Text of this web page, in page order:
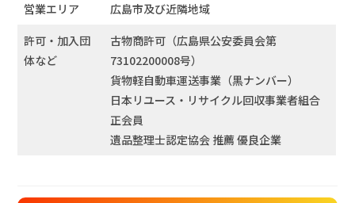
営業エリア
広島市及び近隣地域
許可・加入団
体など
古物商許可（広島県公安委員会第
73102200008号）
貨物軽自動車運送事業（黒ナンバー）
日本リユース・リサイクル回収事業者組合
正会員
遺品整理士認定協会 推薦 優良企業